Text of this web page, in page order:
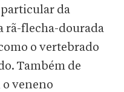
particular da
rã-flecha-dourada
o vertebrado
Também de
veneno